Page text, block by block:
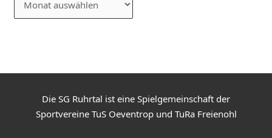
Die SG Ruhrtal ist eine Spielgemeinschaft der
Sportvereine TuS Oeventrop und TuRa Freienohl